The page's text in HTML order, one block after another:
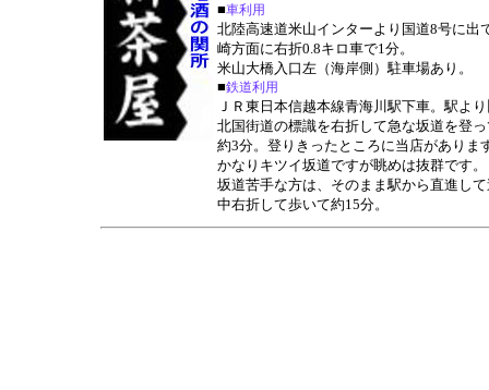
■車利用
北陸高速道米山インターより国道8号に出
崎方面に右折0.8キロ車で1分。
米山大橋入口左（海岸側）駐車場あり。
■鉄道利用
ＪＲ東日本信越本線青海川駅下車。駅よ
北国街道の標識を右折して急な坂道を登
約3分。登りきったところに当店がありま
かなりキツイ坂道ですが眺めは抜群です。
坂道苦手な方は、そのまま駅から直進し
中右折して歩いて約15分。